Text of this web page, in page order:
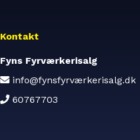
Kontakt
Fyns Fyrværkerisalg
info@fynsfyrværkerisalg.dk
60767703